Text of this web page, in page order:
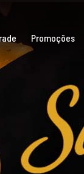
Promoções